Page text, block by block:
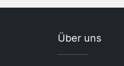
Über uns